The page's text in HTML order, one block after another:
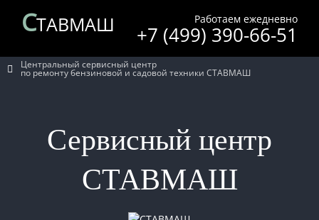
СТАВМАШ Работаем ежедневно
+7 (499) 390-66-51
Центральный сервисный центр
по ремонту бензиновой и садовой техники СТАВМАШ
Сервисный центр
СТАВМАШ